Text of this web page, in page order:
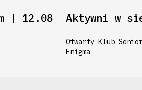
| 12.08 Aktywni w
Otwarty Klub
Enigma